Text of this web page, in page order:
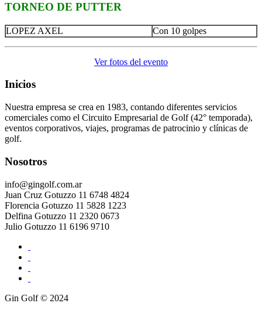
TORNEO DE PUTTER
LOPEZ AXEL Con 10 golpes
Ver fotos del evento
Inicios
Nuestra empresa se crea en 1983, contando diferentes servicios
comerciales como el Circuito Empresarial de Golf (42° temporada),
eventos corporativos, viajes, programas de patrocinio y clínicas de
golf.
Nosotros
info@gingolf.com.ar
Juan Cruz Gotuzzo 11 6748 4824
Florencia Gotuzzo 11 5828 1223
Delfina Gotuzzo 11 2320 0673
Julio Gotuzzo 11 6196 9710
Gin Golf © 2024